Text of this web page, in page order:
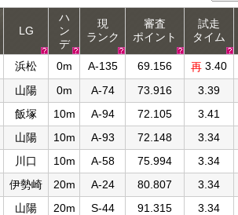
LG
ハ
ン
デ
現
ランク
審査
ポイント
試走
タイム
浜松 0m A-135 69.156 再 3.40
山陽 0m A-74 73.916
3.39
飯塚 10m A-94 72.105
3.41
山陽 10m A-93 72.148
3.34
川口 10m A-58 75.994
3.34
伊勢崎 20m A-24 80.807
3.34
山陽 20m S-44 91.315
3.34